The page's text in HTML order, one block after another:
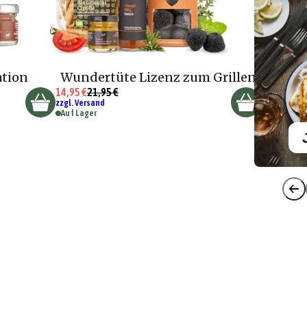
Wundertüte Lizenz zum Grillen
14,95 €21,95 €
zzgl. Versand
Auf Lager